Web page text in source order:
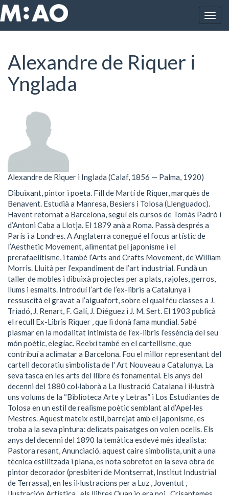
Vés al contingut
Inici Alexandre de Riquer i Ynglada
Alexandre de Riquer i
Ynglada
Alexandre de Riquer i Inglada (Calaf, 1856 — Palma, 1920)
Dibuixant, pintor i poeta. Fill de Martí de Riquer, marquès de
Benavent. Estudià a Manresa, Besiers i Tolosa (Llenguadoc).
Havent retornat a Barcelona, seguí els cursos de Tomàs Padró i
d’Antoni Caba a Llotja. El 1879 anà a Roma. Passà després a
París i a Londres. A Anglaterra conegué el focus artístic de
l’Aesthetic Movement, alimentat pel japonisme i el
prerafaelitisme, i també l’Arts and Crafts Movement, de William
Morris. Lluità per l’expandiment de l’art industrial. Fundà un
taller de mobles i dibuixà projectes per a plats, rajoles, gerros,
llums i esmalts. Introduí l’art de l’ex-libris a Catalunya i
ressuscità el gravat a l’aiguafort, sobre el qual féu classes a J.
Triadó, J. Renart, F. Galí, J. Diéguez i J. M. Sert. El 1903 publicà
el recull Ex-Libris Riquer , que li donà fama mundial. Sabé
plasmar en la modalitat intimista de l’ex-libris l’essència del seu
món poètic, elegíac. Reeixí també en el cartellisme, que
contribuí a aclimatar a Barcelona. Fou el millor representant del
cartell decoratiu simbolista de l' Art Nouveau a Catalunya. La
seva tasca en les arts del llibre és fonamental. Els anys del
decenni del 1880 col·laborà a La Ilustració Catalana i il·lustrà
uns volums de la “Biblioteca Arte y Letras” i Los Estudiantes de
Tolosa en un estil de realisme poètic semblant al d’Apel·les
Mestres. Aquest mateix estil, barrejat amb el japonisme, es
troba a la seva pintura: delicats paisatges on volen ocells. Els
anys del decenni del 1890 la temàtica esdevé més idealista:
Pastora resant, Anunciació. aquest caire simbolista, unit a una
tècnica estilitzada i plana, es nota sobretot en la seva obra de
pintor decorador (presbiteri de Montserrat, Institut Industrial
de Terrassa), en les il·lustracions per a Luz , Joventut ,